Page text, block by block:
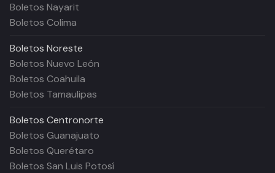
Boletos Nayarit
Boletos Colima
Boletos Noreste
Boletos Nuevo León
Boletos Coahuila
Boletos Tamaulipas
Boletos Centronorte
Boletos Guanajuato
Boletos Querétaro
Boletos San Luis Potosí